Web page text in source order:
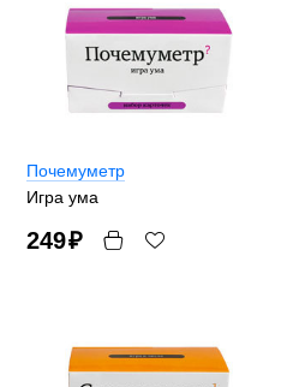
Почемуметр
Игра ума
249₽